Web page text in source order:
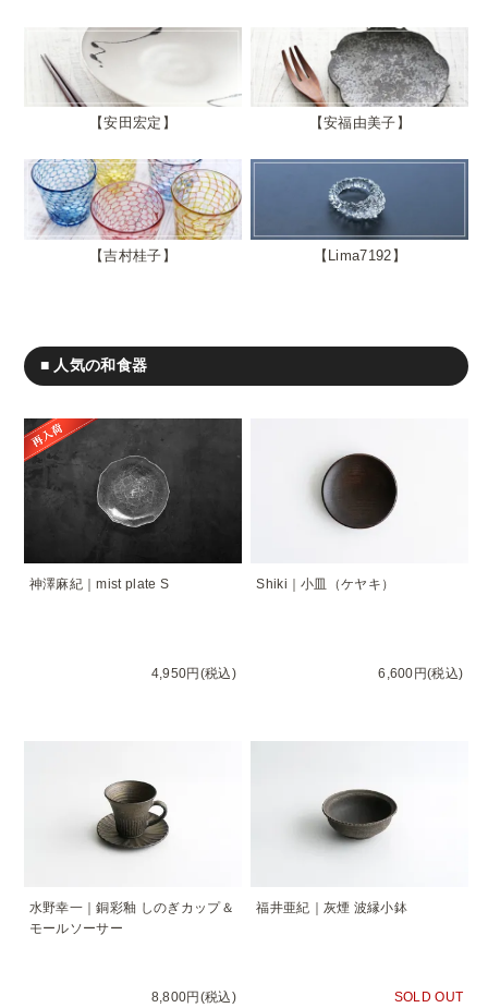
安田宏定 安福由美子
吉村桂子 Lima7192
■ 人気の和食器
神澤麻紀｜mist plate S
4,950円(税込)
Shiki｜小皿（ケヤキ）
6,600円(税込)
水野幸一｜銅彩釉 しのぎカップ＆
モールソーサー
8,800円(税込)
福井亜紀｜灰煙 波縁小鉢
SOLD OUT